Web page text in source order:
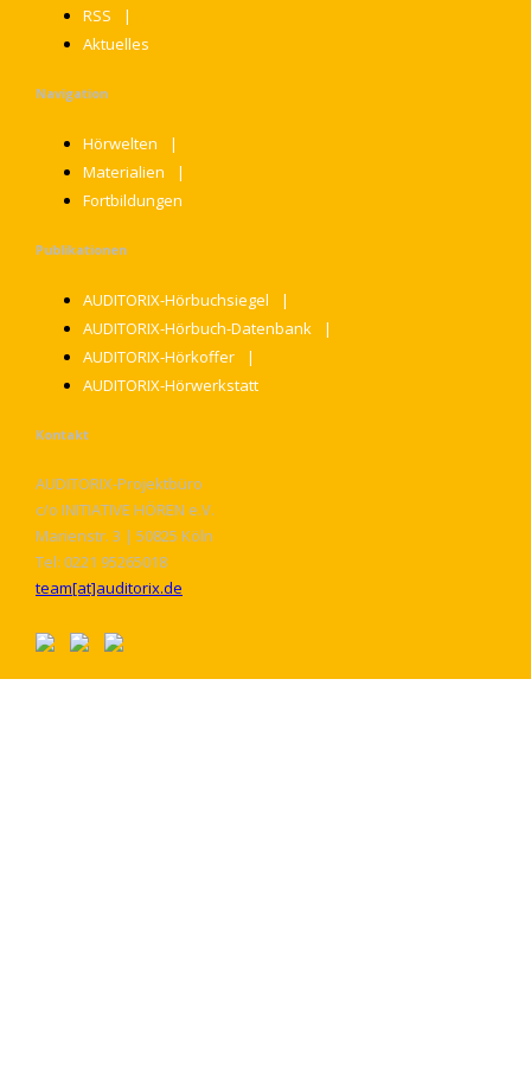
RSS
Aktuelles
Navigation
Hörwelten
Materialien
Fortbildungen
Publikationen
AUDITORIX-Hörbuchsiegel
AUDITORIX-Hörbuch-Datenbank
AUDITORIX-Hörkoffer
AUDITORIX-Hörwerkstatt
Kontakt
AUDITORIX-Projektbüro
c/o INITIATIVE HÖREN e.V.
Marienstr. 3 | 50825 Köln
Tel: 0221 95265018
team[at]auditorix.de